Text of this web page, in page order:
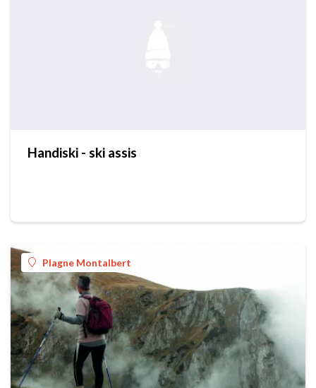
Handiski - ski assis
Plagne Montalbert